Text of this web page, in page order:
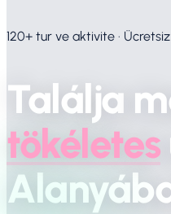
120+ tur ve aktivite ·
Találja
tökéletes